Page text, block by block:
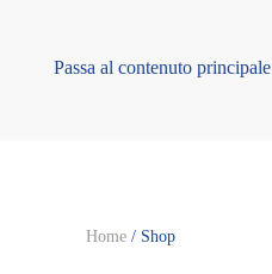
Passa al contenuto principale
Home / Shop